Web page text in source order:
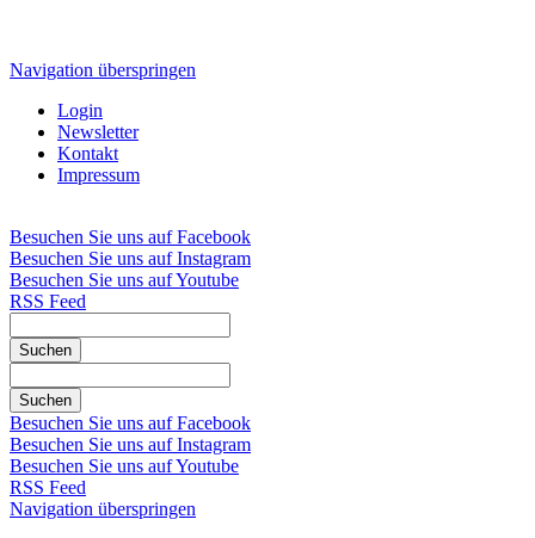
Navigation überspringen
Login
Newsletter
Kontakt
Impressum
Besuchen Sie uns auf Facebook
Besuchen Sie uns auf Instagram
Besuchen Sie uns auf Youtube
RSS Feed
Suchen
Suchen
Besuchen Sie uns auf Facebook
Besuchen Sie uns auf Instagram
Besuchen Sie uns auf Youtube
RSS Feed
Navigation überspringen